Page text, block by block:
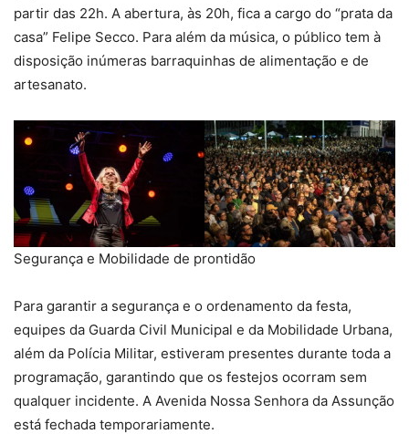
partir das 22h. A abertura, às 20h, fica a cargo do “prata da
casa” Felipe Secco. Para além da música, o público tem à
disposição inúmeras barraquinhas de alimentação e de
artesanato.
Segurança e Mobilidade de prontidão
Para garantir a segurança e o ordenamento da festa,
equipes da Guarda Civil Municipal e da Mobilidade Urbana,
além da Polícia Militar, estiveram presentes durante toda a
programação, garantindo que os festejos ocorram sem
qualquer incidente. A Avenida Nossa Senhora da Assunção
está fechada temporariamente.